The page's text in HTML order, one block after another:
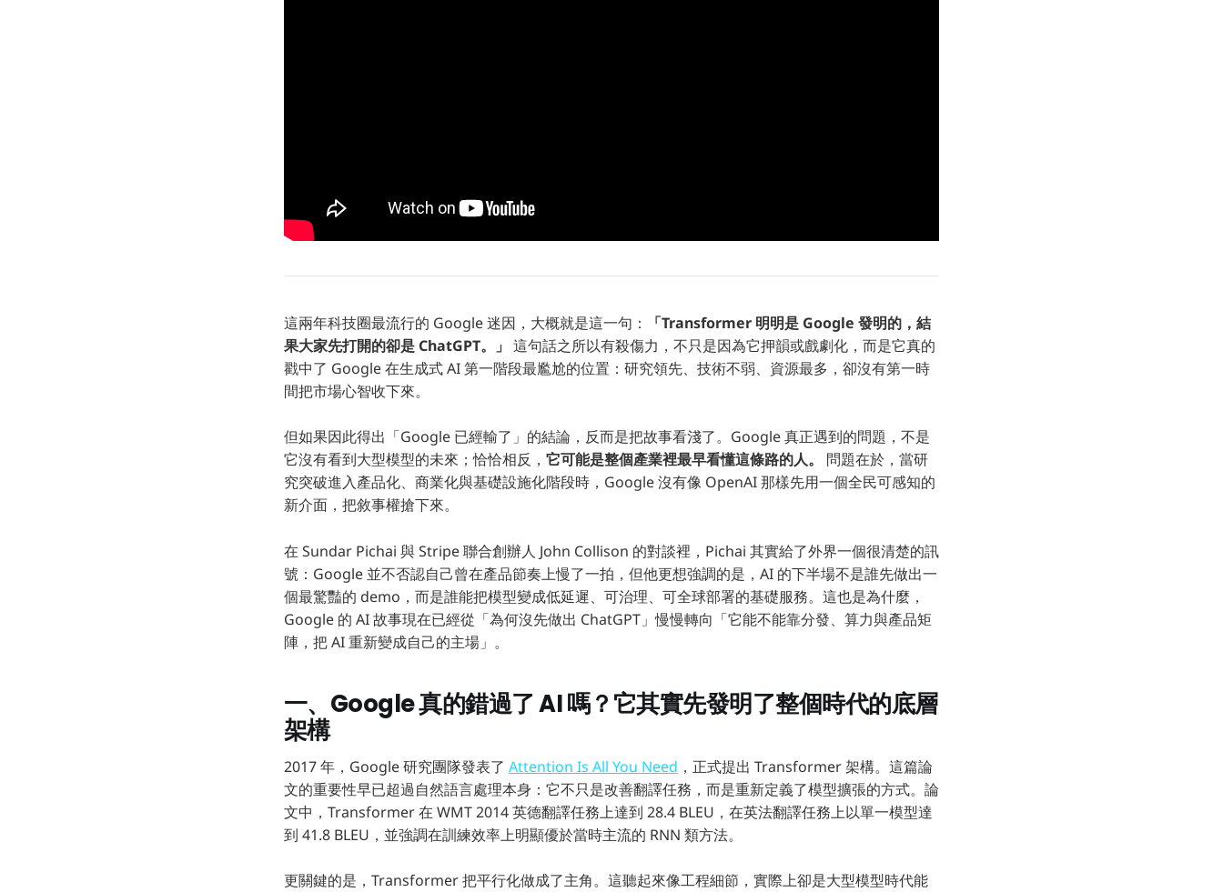
這兩年科技圈最流行的 Google 迷因，大概就是這一句：
「Transformer 明明是 Google 發明的，結
果大家先打開的卻是 ChatGPT。」 這句話之所以有殺傷力，不只是因為它押韻或戲劇化，而是它真的
戳中了 Google 在生成式 AI 第一階段最尷尬的位置：研究領先、技術不弱、資源最多，卻沒有第一時
間把市場心智收下來。
但如果因此得出「Google 已經輸了」的結論，反而是把故事看淺了。Google 真正遇到的問題，不是
它沒有看到大型模型的未來；恰恰相反， 它可能是整個產業裡最早看懂這條路的人。
問題在於，當研
究突破進入產品化、商業化與基礎設施化階段時，Google 沒有像 OpenAI 那樣先用一個全民可感知的
新介面，把敘事權搶下來。
在 Sundar Pichai 與 Stripe 聯合創辦人 John Collison 的對談裡，Pichai 其實給了外界一個很清楚的訊
號：Google 並不否認自己曾在產品節奏上慢了一拍，但他更想強調的是，AI 的下半場不是誰先做出一
個最驚豔的 demo，而是誰能把模型變成低延遲、可治理、可全球部署的基礎服務。這也是為什麼，
Google 的 AI 故事現在已經從「為何沒先做出 ChatGPT」慢慢轉向「它能不能靠分發、算力與產品矩
陣，把 AI 重新變成自己的主場」。
一、Google 真的錯過了 AI 嗎？它其實先發明了整個時代的底層
架構
2017 年，Google 研究團隊發表了 Attention Is All You Need ，正式提出 Transformer 架構。這篇論
文的重要性早已超過自然語言處理本身：它不只是改善翻譯任務，而是重新定義了模型擴張的方式。論
文中，Transformer 在 WMT 2014 英德翻譯任務上達到 28.4 BLEU，在英法翻譯任務上以單一模型達
到 41.8 BLEU，並強調在訓練效率上明顯優於當時主流的 RNN 類方法。
更關鍵的是，Transformer 把平行化做成了主角。這聽起來像工程細節，實際上卻是大型模型時代能